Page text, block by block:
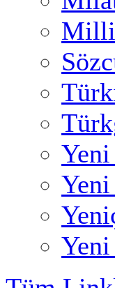
Milli